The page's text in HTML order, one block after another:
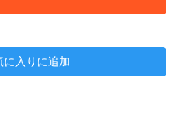
に入りに追加